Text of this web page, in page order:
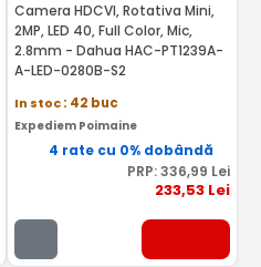
Camera HDCVI, Rotativa Mini,
2MP, LED 40, Full Color, Mic,
2.8mm - Dahua HAC-PT1239A-
A-LED-0280B-S2
In stoc: 42 buc
Expediem Poimaine
4 rate cu 0% dobândă
PRP:336,99 Lei
233,53 Lei